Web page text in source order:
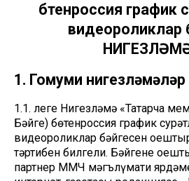
бөтенроссия график
видеороликлар
1. Гомуми нигезләмәләр
1.1. Әлеге Нигезләмә «Татарча
Бәйге) бөтенроссия график
видеороликлар бәйгесен
тәртибен билгели. Бәйгене
партнер ММЧ мәгълүмати